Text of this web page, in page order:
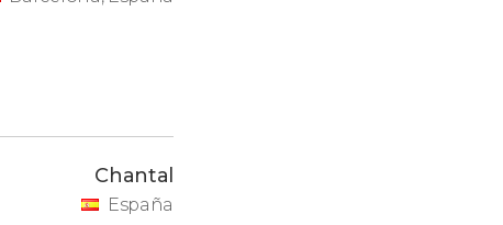
Chantal
España